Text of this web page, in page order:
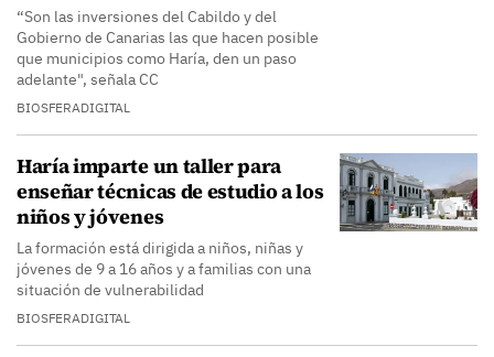
“Son las inversiones del Cabildo y del
Gobierno de Canarias las que hacen posible
que municipios como Haría, den un paso
adelante", señala CC
BIOSFERADIGITAL
Haría imparte un taller para
enseñar técnicas de estudio a los
niños y jóvenes
La formación está dirigida a niños, niñas y
jóvenes de 9 a 16 años y a familias con una
situación de vulnerabilidad
BIOSFERADIGITAL